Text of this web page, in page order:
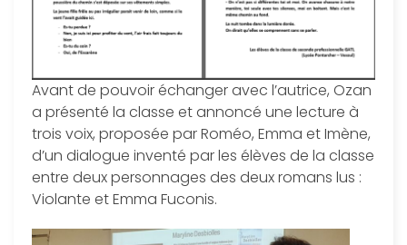
Avant de pouvoir échanger avec l’autrice, Ozan
a présenté la classe et annoncé une lecture à
trois voix, proposée par Roméo, Emma et Imène,
d’un dialogue inventé par les élèves de la classe
entre deux personnages des deux romans lus :
Violante et Emma Fuconis.